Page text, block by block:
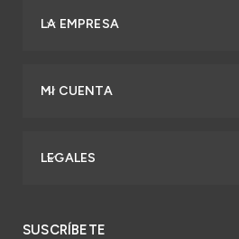
LA EMPRESA
MI CUENTA
LEGALES
SUSCRÍBETE